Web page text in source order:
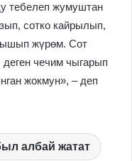
тебелеп жумуштан
сотко кайрылып,
жүрөм. Сот
чечим чыгарып
жокмун», – деп
албай жатат